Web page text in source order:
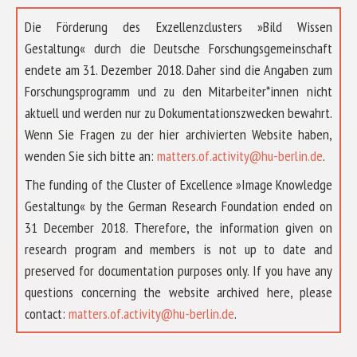
Die Förderung des Exzellenzclusters »Bild Wissen
Gestaltung« durch die Deutsche Forschungsgemeinschaft
endete am 31. Dezember 2018. Daher sind die Angaben zum
Forschungsprogramm und zu den Mitarbeiter*innen nicht
aktuell und werden nur zu Dokumentationszwecken bewahrt.
Wenn Sie Fragen zu der hier archivierten Website haben,
wenden Sie sich bitte an: matters.of.activity@hu-berlin.de.
The funding of the Cluster of Excellence »Image Knowledge
Gestaltung« by the German Research Foundation ended on
31 December 2018. Therefore, the information given on
research program and members is not up to date and
preserved for documentation purposes only. If you have any
questions concerning the website archived here, please
contact: matters.of.activity@hu-berlin.de.
ÜBER UNS